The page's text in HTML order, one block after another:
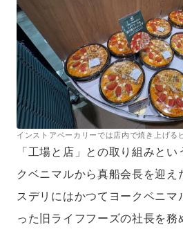
インストアベーカリーでは店内で焼き上げる
「工場と店」との取り組みと
クベニマルから真船会長を迎え
スデリにはかつてヨークベニマ
った旧ライフフーズの社長を務